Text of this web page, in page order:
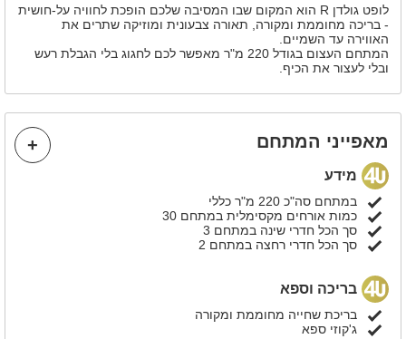
לופט גולדן R הוא המקום שבו המסיבה שלכם הופכת לחוויה על-חושית
- בריכה מחוממת ומקורה, תאורה צבעונית ומוזיקה שתרים את
האווירה עד השמיים.
המתחם העצום בגודל 220 מ"ר מאפשר לכם לחגוג בלי הגבלת רעש
ובלי לעצור את הכיף.
בנוי בדיוק כדי לייצר אירוע בלתי נשכח.
בגליל המערבי, רק 5 דקות מנהריה - זה המקום לחגוג, להירגע ולישון
מאפייני המתחם
מידע
במתחם סה"כ 220 מ"ר כללי
כמות אורחים מקסימלית במתחם 30
סך הכל חדרי שינה במתחם 3
סך הכל חדרי רחצה במתחם 2
בריכה וספא
בריכת שחייה מחוממת ומקורה
ג'קוזי ספא